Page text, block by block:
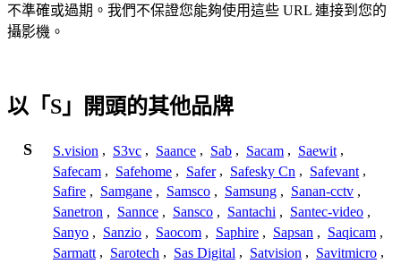
不準確或過期。我們不保證您能夠使用這些 URL 連接到您的
攝影機。
以「S」開頭的其他品牌
S S.vision , S3vc , Saance , Sab , Sacam , Saewit ,
Safecam , Safehome , Safer , Safesky Cn , Safevant ,
Safire , Samgane , Samsco , Samsung , Sanan-cctv ,
Sanetron , Sannce , Sansco , Santachi , Santec-video ,
Sanyo , Sanzio , Saocom , Saphire , Sapsan , Saqicam ,
Sarmatt , Sarotech , Sas Digital , Satvision , Savitmicro ,